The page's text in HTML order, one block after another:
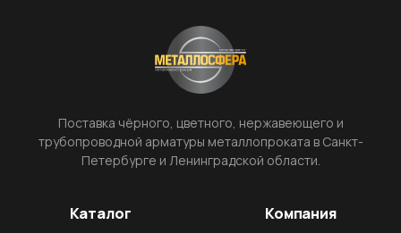
Поставка чёрного, цветного, нержавеющего и
трубопроводной арматуры металлопроката в Санкт-
Петербурге и Ленинградской области.
Каталог Компания